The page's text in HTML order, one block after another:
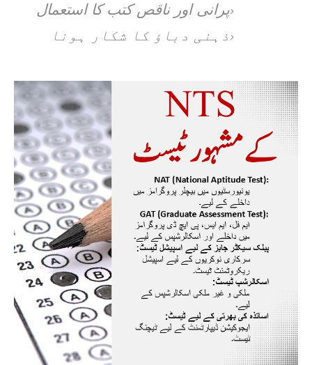
پرانی اور ناقص کتب کا استعمال
ذہنی دباؤ کا شکار ہونا